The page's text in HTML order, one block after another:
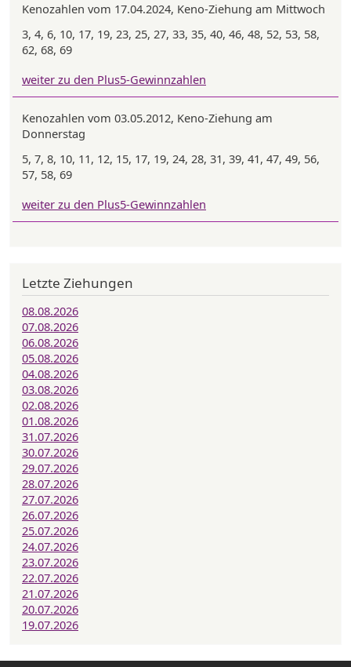
Kenozahlen vom 17.04.2024, Keno-Ziehung am Mittwoch
3, 4, 6, 10, 17, 19, 23, 25, 27, 33, 35, 40, 46, 48, 52, 53, 58,
62, 68, 69
weiter zu den Plus5-Gewinnzahlen
Kenozahlen vom 03.05.2012, Keno-Ziehung am
Donnerstag
5, 7, 8, 10, 11, 12, 15, 17, 19, 24, 28, 31, 39, 41, 47, 49, 56,
57, 58, 69
weiter zu den Plus5-Gewinnzahlen
Letzte Ziehungen
08.08.2026
07.08.2026
06.08.2026
05.08.2026
04.08.2026
03.08.2026
02.08.2026
01.08.2026
31.07.2026
30.07.2026
29.07.2026
28.07.2026
27.07.2026
26.07.2026
25.07.2026
24.07.2026
23.07.2026
22.07.2026
21.07.2026
20.07.2026
19.07.2026